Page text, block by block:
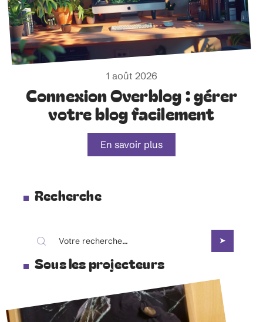
1 août 2026
Connexion Overblog : gérer
votre blog facilement
En savoir plus
Recherche
Sous les projecteurs